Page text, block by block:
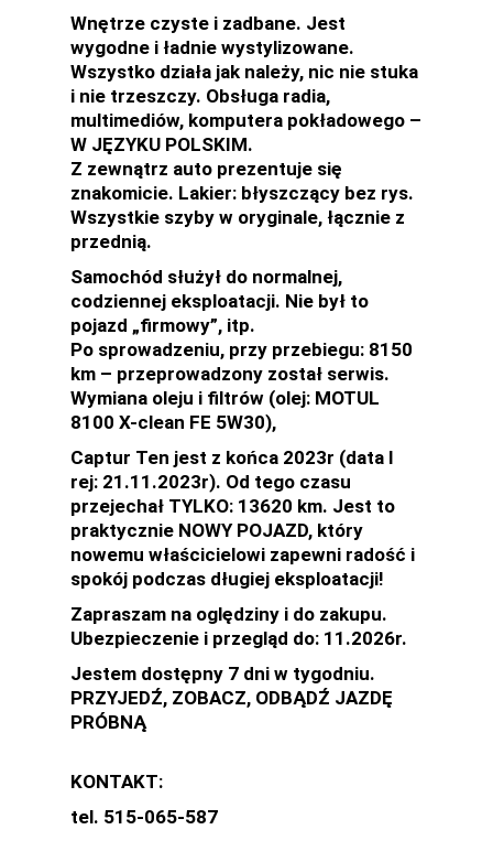
Wnętrze czyste i zadbane. Jest
wygodne i ładnie wystylizowane.
Wszystko działa jak należy, nic nie stuka
i nie trzeszczy. Obsługa radia,
multimediów, komputera pokładowego –
W JĘZYKU POLSKIM.
Z zewnątrz auto prezentuje się
znakomicie. Lakier: błyszczący bez rys.
Wszystkie szyby w oryginale, łącznie z
przednią.
Samochód służył do normalnej,
codziennej eksploatacji. Nie był to
pojazd „firmowy”, itp.
Po sprowadzeniu, przy przebiegu: 8150
km – przeprowadzony został serwis.
Wymiana oleju i filtrów (olej: MOTUL
8100 X-clean FE 5W30),
Captur Ten jest z końca 2023r (data I
rej: 21.11.2023r). Od tego czasu
przejechał TYLKO: 13620 km. Jest to
praktycznie NOWY POJAZD, który
nowemu właścicielowi zapewni radość i
spokój podczas długiej eksploatacji!
Zapraszam na oględziny i do zakupu.
Ubezpieczenie i przegląd do: 11.2026r.
Jestem dostępny 7 dni w tygodniu.
PRZYJEDŹ, ZOBACZ, ODBĄDŹ JAZDĘ
PRÓBNĄ
KONTAKT:
tel. 515-065-587